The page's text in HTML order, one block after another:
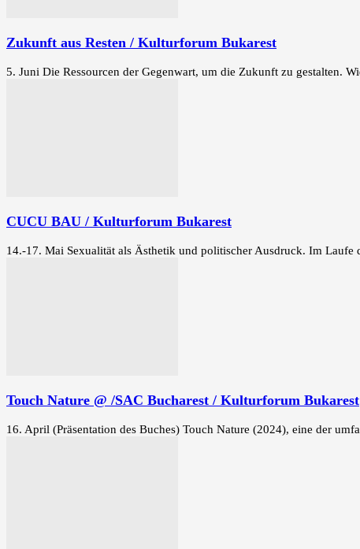
Zukunft aus Resten / Kulturforum Bukarest
5. Juni Die Ressourcen der Gegenwart, um die Zukunft zu gestalten.
CUCU BAU / Kulturforum Bukarest
14.-17. Mai Sexualität als Ästhetik und politischer Ausdruck. Im
Touch Nature @ /SAC Bucharest / Kulturforum Bukarest
16. April (Präsentation des Buches) Touch Nature (2024), eine der